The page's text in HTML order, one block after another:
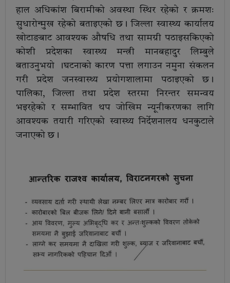
हाल अधिकांश बिरामीको अवस्था स्थिर रहेको र क्रमशः
सुधारोन्मुख रहेको बताइएको छ। जिल्ला स्वास्थ्य कार्यालय
खोटाङबाट आवश्यक औषधि तथा सामग्री पठाइसकिएको
कोशी प्रदेशका स्वास्थ्य मन्त्री मानबहादुर लिम्बुले
बताउनुभयो ।घटनाको कारण पत्ता लगाउन नमुना संकलन
गरी प्रदेश जनस्वास्थ्य प्रयोगशालामा पठाइएको छ।
पालिका, जिल्ला तथा प्रदेश स्तरमा निरन्तर समन्वय
भइरहेको र सम्भावित थप जोखिम न्यूनीकरणका लागि
आवश्यक तयारी गरिएको स्वास्थ्य निर्देशनालय धनकुटाले
जनाएको छ।